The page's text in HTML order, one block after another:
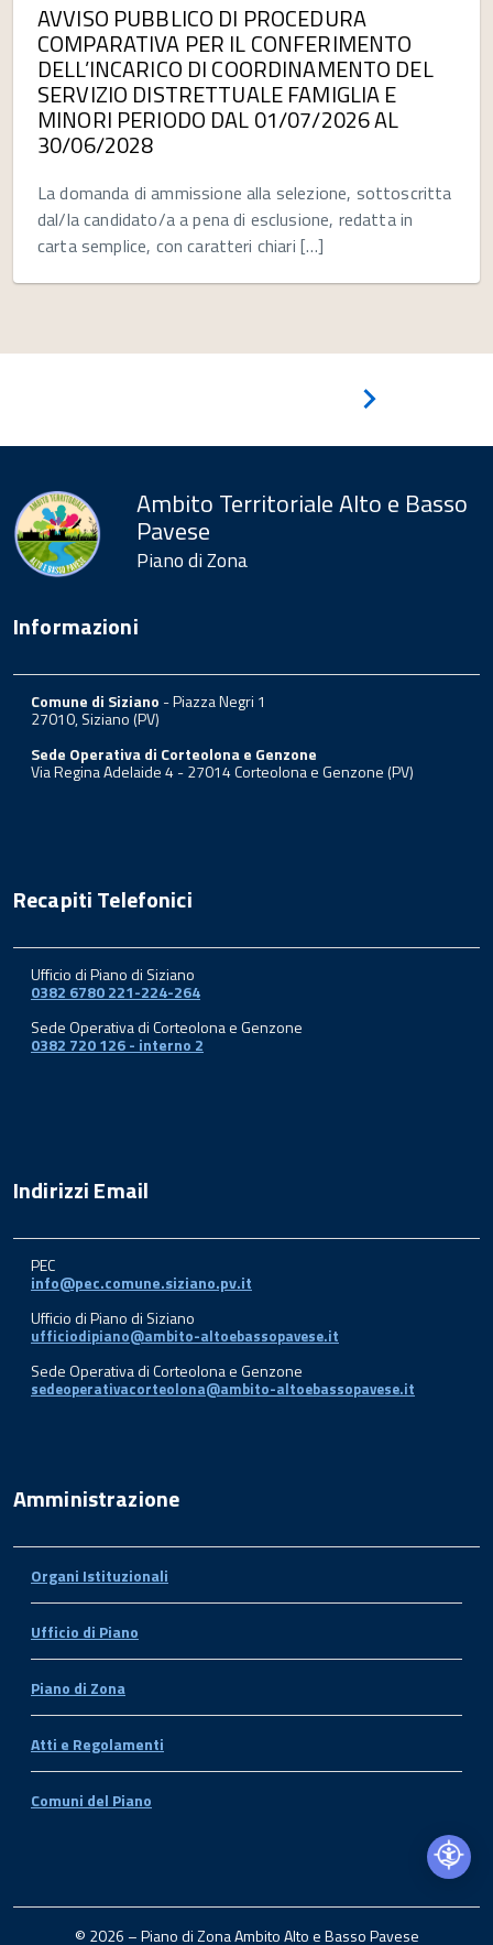
AVVISO PUBBLICO DI PROCEDURA
COMPARATIVA PER IL CONFERIMENTO
DELL’INCARICO DI COORDINAMENTO DEL
SERVIZIO DISTRETTUALE FAMIGLIA E
MINORI PERIODO DAL 01/07/2026 AL
30/06/2028
La domanda di ammissione alla selezione, sottoscritta
dal/la candidato/a a pena di esclusione, redatta in
carta semplice, con caratteri chiari […]
Ambito Territoriale Alto e Basso
Pavese
Piano di Zona
Informazioni
Comune di Siziano - Piazza Negri 1
27010, Siziano (PV)
Sede Operativa di Corteolona e Genzone
Via Regina Adelaide 4 - 27014 Corteolona e Genzone (PV)
Recapiti Telefonici
Ufficio di Piano di Siziano
0382 6780 221-224-264
Sede Operativa di Corteolona e Genzone
0382 720 126 - interno 2
Indirizzi Email
PEC
info@pec.comune.siziano.pv.it
Ufficio di Piano di Siziano
ufficiodipiano@ambito-altoebassopavese.it
Sede Operativa di Corteolona e Genzone
sedeoperativacorteolona@ambito-altoebassopavese.it
Amministrazione
Organi Istituzionali
Ufficio di Piano
Piano di Zona
Atti e Regolamenti
Comuni del Piano
© 2026 – Piano di Zona Ambito Alto e Basso Pavese